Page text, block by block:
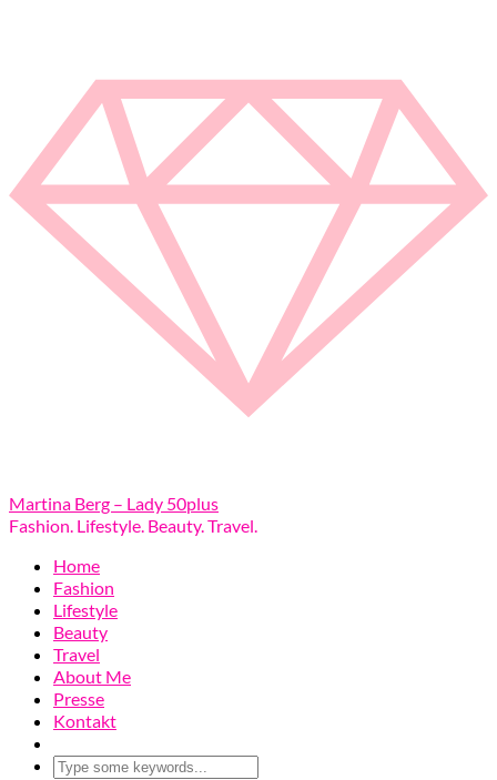
Martina Berg – Lady 50plus
Fashion. Lifestyle. Beauty. Travel.
Home
Fashion
Lifestyle
Beauty
Travel
About Me
Presse
Kontakt